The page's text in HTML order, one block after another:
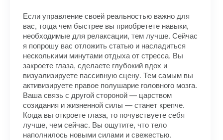
Если управление своей реальностью важно для
вас, тогда чем быстрее вы приобретете навыки,
необходимые для релаксации, тем лучше. Сейчас
я попрошу вас отложить статью и насладиться
несколькими минутами отдыха от стресса. Вы
закроете глаза, сделаете глубокий вдох и
визуализируете пассивную сцену. Тем самым вы
активизируете правое полушарие головного мозга.
Ваша связь с другой стороной — царством
созидания и жизненной силы — станет крепче.
Когда вы откроете глаза, то почувствуете себя
лучше, чем сейчас. Вы ощутите, что тело
наполнилось новыми силами и свежестью.